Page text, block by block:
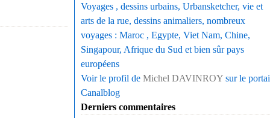
Voyages , dessins urbains, Urbansketcher, vie et
arts de la rue, dessins animaliers, nombreux
voyages : Maroc , Egypte, Viet Nam, Chine,
Singapour, Afrique du Sud et bien sûr pays
européens
Voir le profil de Michel DAVINROY sur le
Canalblog
Derniers commentaires